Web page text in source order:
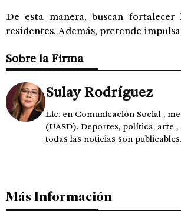
De esta manera, buscan
residentes. Además, pretende
Sobre la Firma
Sulay Rodríguez
Lic. en Comunicación Social ,
(UASD). Deportes, política, arte
todas las noticias son publicables.
Más Información